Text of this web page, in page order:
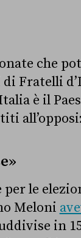
che
Fratelli
è il
per le
Meloni
in